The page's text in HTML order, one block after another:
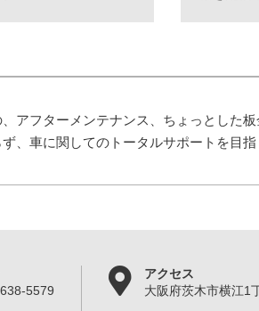
アフターメンテナンス、ちょっとした
、車に関してのトータルサポートを目
5579
アクセス
大阪府茨木市横江1